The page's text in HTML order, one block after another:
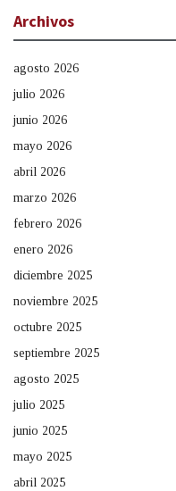
Archivos
agosto 2026
julio 2026
junio 2026
mayo 2026
abril 2026
marzo 2026
febrero 2026
enero 2026
diciembre 2025
noviembre 2025
octubre 2025
septiembre 2025
agosto 2025
julio 2025
junio 2025
mayo 2025
abril 2025